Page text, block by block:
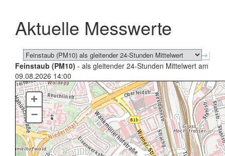
schließen
Aktuelle Messwerte
Feinstaub (PM10) - als gleitender 24-Stunden Mittelwert am
09.08.2026 14:00
+
–